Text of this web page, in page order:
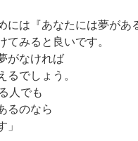
には『あなたには夢があ
てみると良いです。
がなければ
るでしょう。
人でも
るのなら
」